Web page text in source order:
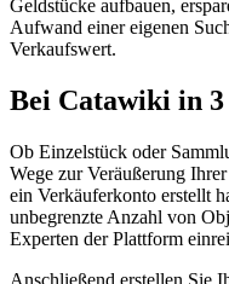
Geldstücke aufbauen,
Aufwand einer eigenen
Verkaufswert.
Bei Catawiki in
Ob Einzelstück oder
Wege zur Veräußerung
ein Verkäuferkonto erstellt
unbegrenzte Anzahl von
Experten der Plattform
Anschließend erstellen Sie